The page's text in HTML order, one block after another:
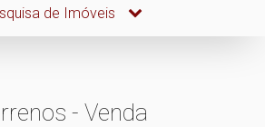
de Imóveis
- Venda